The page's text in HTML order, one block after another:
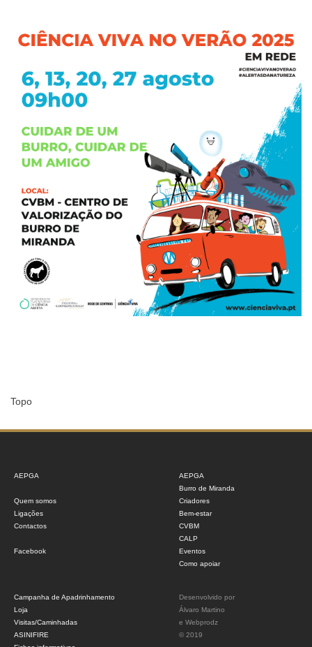
Topo
AEPGA
Quem somos
Ligações
Contactos
Facebook
AEPGA
Burro de Miranda
Criadores
Bem-estar
CVBM
CALP
Eventos
Como apoiar
Campanha de Apadrinhamento
Loja
Visitas/Caminhadas
ASINIFIRE
Desenvolvido por
Álvaro Martino
e Webprodz
© 2019